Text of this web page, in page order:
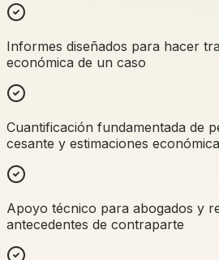
Informes diseñados para hacer
económica de un caso
Cuantificación fundamentada de
cesante y estimaciones
Apoyo técnico para abogados y
antecedentes de contraparte